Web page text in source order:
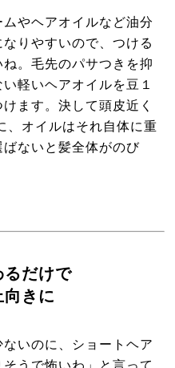
やヘアオイルなど油分
りやすいので、つける
。毛先のパサつきを抑
軽いヘアオイルを豆１
ます。決して頭皮近く
、オイルはそれ自体に重
ないと髪全体がのび
るだけで
きに
いのに、ショートヘア
うで怖いわ」と言って